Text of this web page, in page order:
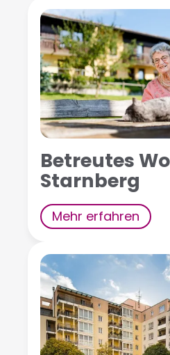
Betreutes
Starnberg
Mehr erfahren